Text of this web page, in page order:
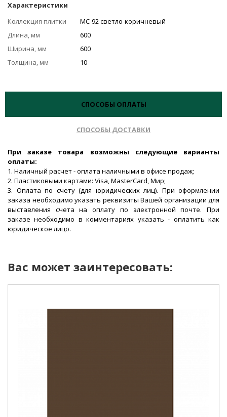
Характеристики
Коллекция плитки
MC-92 светло-коричневый
Длина, мм
600
Ширина, мм
600
Толщина, мм
10
СПОСОБЫ ОПЛАТЫ
СПОСОБЫ ДОСТАВКИ
При заказе товара возможны следующие варианты
оплаты:
1. Наличный расчет - оплата наличными в офисе продаж;
2. Пластиковыми картами: Visa, MasterCard, Мир;
3. Оплата по счету (для юридических лиц). При оформлении
заказа необходимо указать реквизиты Вашей организации для
выставления счета на оплату по электронной почте. При
заказе необходимо в комментариях указать - оплатить как
юридическое лицо.
Вас может заинтересовать: